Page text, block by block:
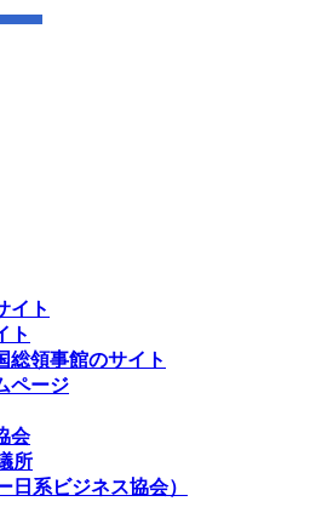
イト
ト
領事館のサイト
ページ
会
所
系ビジネス協会）